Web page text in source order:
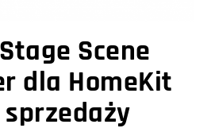
Scene
dla HomeKit